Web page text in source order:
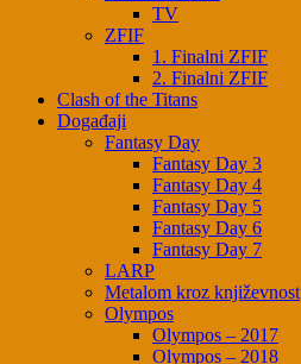
TV
ZFIF
1. Finalni ZFIF
2. Finalni ZFIF
Clash of the Titans
Događaji
Fantasy Day
Fantasy Day 3
Fantasy Day 4
Fantasy Day 5
Fantasy Day 6
Fantasy Day 7
LARP
Metalom kroz književnost
Olympos
Olympos – 2017
Olympos – 2018